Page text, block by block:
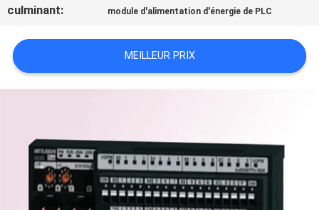
CONTACT
NOUVELLES
TOUS
culminant:
module d'alimentation d'énergie de PLC
MEILLEUR PRIX